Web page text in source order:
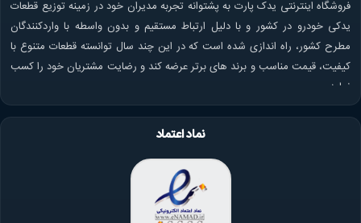
فروشگاه اینترنتی یدک پارت به پشتوانه تجربه مدیران خود در زمینه توزیع قطعات
یدکی خودرو در کشور و با دلیل ارتباط مستقیم و بدون واسطه با واردکنندگان
مطرح کشور، راه اندازی شده است که در این چند سال توانسته قطعات متنوع با
کیفیت، قیمت مناسب و برند های برتر عرضه کند و رضایت مشتریان خود را کسب
نماید.
نماد اعتماد